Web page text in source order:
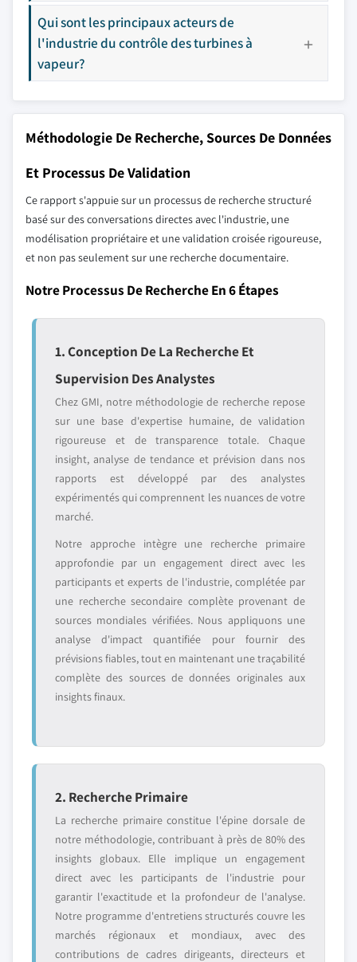
Qui sont les principaux acteurs de
l'industrie du contrôle des turbines à
vapeur?
Méthodologie De Recherche, Sources De Données
Et Processus De Validation
Ce rapport s'appuie sur un processus de recherche structuré
basé sur des conversations directes avec l'industrie, une
modélisation propriétaire et une validation croisée rigoureuse,
et non pas seulement sur une recherche documentaire.
Notre Processus De Recherche En 6 Étapes
1. Conception De La Recherche Et
Supervision Des Analystes
Chez GMI, notre méthodologie de recherche repose
sur une base d'expertise humaine, de validation
rigoureuse et de transparence totale. Chaque
insight, analyse de tendance et prévision dans nos
rapports est développé par des analystes
expérimentés qui comprennent les nuances de votre
marché.
Notre approche intègre une recherche primaire
approfondie par un engagement direct avec les
participants et experts de l'industrie, complétée par
une recherche secondaire complète provenant de
sources mondiales vérifiées. Nous appliquons une
analyse d'impact quantifiée pour fournir des
prévisions fiables, tout en maintenant une traçabilité
complète des sources de données originales aux
insights finaux.
2. Recherche Primaire
La recherche primaire constitue l'épine dorsale de
notre méthodologie, contribuant à près de 80% des
insights globaux. Elle implique un engagement
direct avec les participants de l'industrie pour
garantir l'exactitude et la profondeur de l'analyse.
Notre programme d'entretiens structurés couvre les
marchés régionaux et mondiaux, avec des
contributions de cadres dirigeants, directeurs et